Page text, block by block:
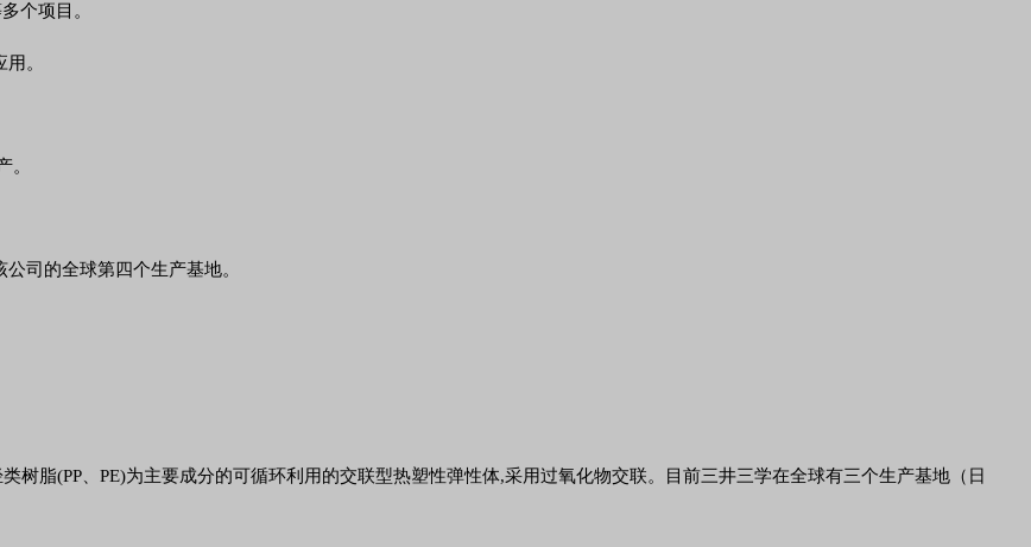
个项目。
。
。
司的全球第四个生产基地。
树脂(PP、PE)为主要成分的可循环利用的交联型热塑性弹性体,采用过氧化物交联。目前三井三学在全球有三个生产基地（日